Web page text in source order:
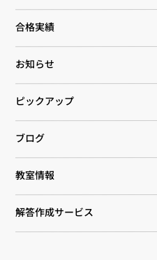
合格実績
お知らせ
ピックアップ
ブログ
教室情報
解答作成サービス